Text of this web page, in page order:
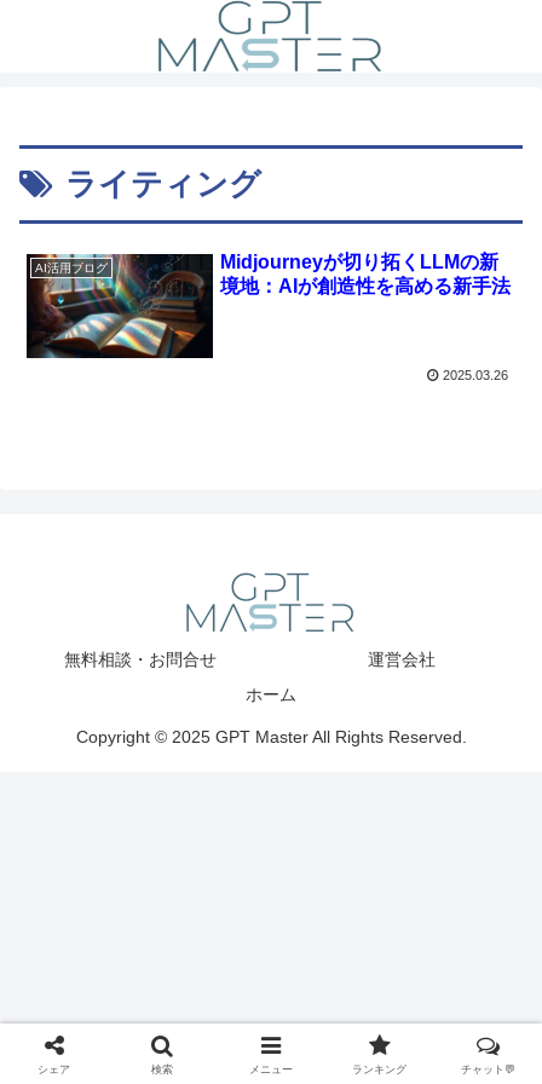
ライティング
AI活用ブログ
Midjourneyが切り拓くLLMの新
境地：AIが創造性を高める新手法
2025.03.26
無料相談・お問合せ
運営会社
ホーム
Copyright © 2025 GPT Master All Rights Reserved.
シェア 検索 メニュー ランキング チャット💬